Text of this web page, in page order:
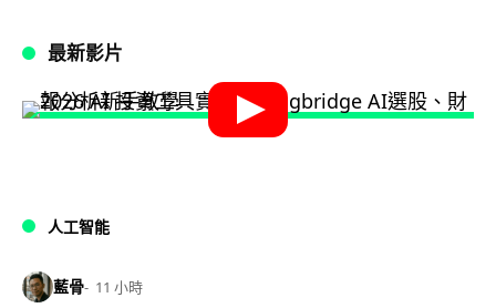
最新影片
人工智能
藍骨 11 小時